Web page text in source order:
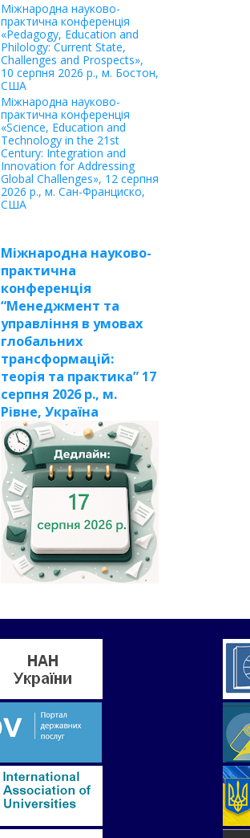
Міжнародна науково-
практична конференція
«Pedagogy, Education and
Philology: Current State,
Challenges and Prospects»,
10 серпня 2026 р., м. Бостон,
США
Міжнародна науково-
практична конференція
«Science, Education and
Technology in the 21st
Century: Integration and
Innovation for Addressing
Global Challenges», 12 серпня
2026 р., м. Сан-Франциско,
США
Міжнародна науково-
практична
конференція
“Менеджмент та
управління в умовах
глобальних
трансформацій:
теорія та практика” 17
серпня 2026 р., м.
Рівне, Україна